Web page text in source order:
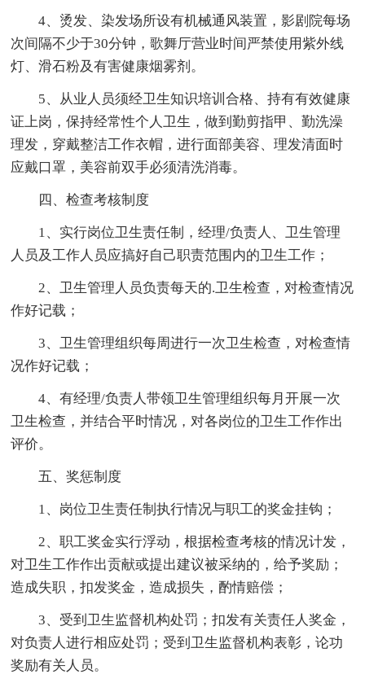
4、烫发、染发场所设有机械通风装置，影剧院每场
次间隔不少于30分钟，歌舞厅营业时间严禁使用紫外线
灯、滑石粉及有害健康烟雾剂。
5、从业人员须经卫生知识培训合格、持有有效健康
证上岗，保持经常性个人卫生，做到勤剪指甲、勤洗澡
理发，穿戴整洁工作衣帽，进行面部美容、理发清面时
应戴口罩，美容前双手必须清洗消毒。
四、检查考核制度
1、实行岗位卫生责任制，经理/负责人、卫生管理
人员及工作人员应搞好自己职责范围内的卫生工作；
2、卫生管理人员负责每天的.卫生检查，对检查情况
作好记载；
3、卫生管理组织每周进行一次卫生检查，对检查情
况作好记载；
4、有经理/负责人带领卫生管理组织每月开展一次
卫生检查，并结合平时情况，对各岗位的卫生工作作出
评价。
五、奖惩制度
1、岗位卫生责任制执行情况与职工的奖金挂钩；
2、职工奖金实行浮动，根据检查考核的情况计发，
对卫生工作作出贡献或提出建议被采纳的，给予奖励；
造成失职，扣发奖金，造成损失，酌情赔偿；
3、受到卫生监督机构处罚；扣发有关责任人奖金，
对负责人进行相应处罚；受到卫生监督机构表彰，论功
奖励有关人员。